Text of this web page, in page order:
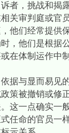
者，挑战和揭
关审判庭或官
他们经常提供
，他们是根据
在体制运作中
与显而易见的
策被撤销或修
这一点确实一
任命的官员一